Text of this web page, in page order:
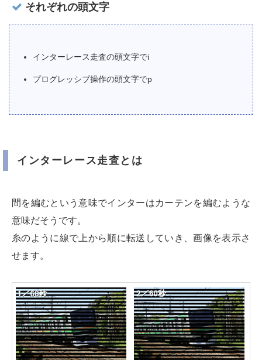
それぞれの頭文字
インターレース走査の頭文字でi
プログレッシブ操作の頭文字でp
インターレース走査とは
間を編むという意味でインターはカーテンを編むような
意味だそうです。
糸のように線で上から順に転送していき、画像を表示さ
せます。